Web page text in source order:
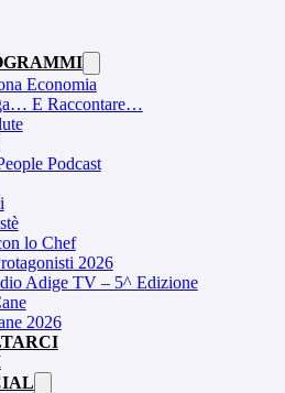
Economia
E Raccontare…
Podcast
lo Chef
2026
Adige TV – 5^ Edizione
2026